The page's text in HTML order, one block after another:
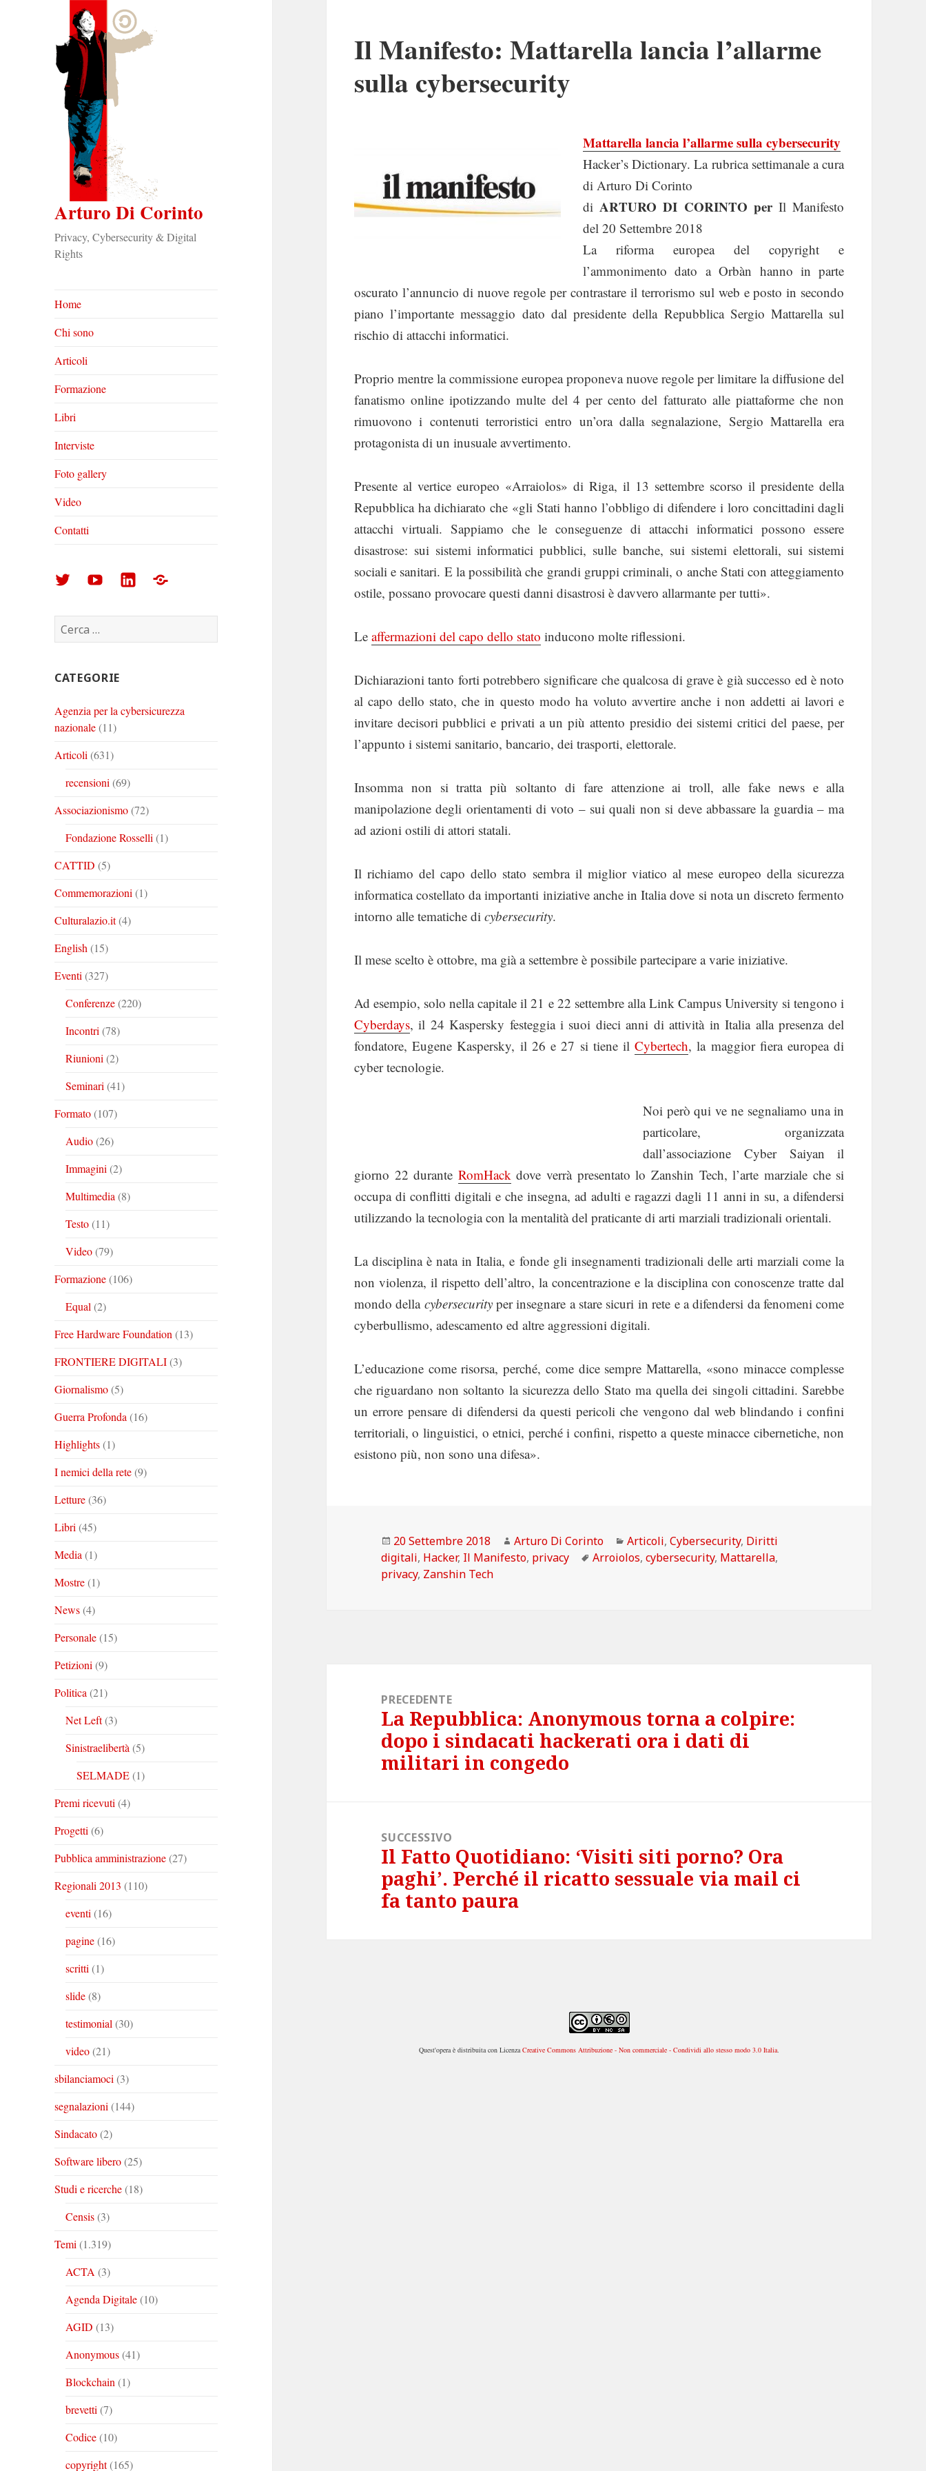
Arturo Di Corinto
Privacy, Cybersecurity & Digital
Rights
Home
Chi sono
Articoli
Formazione
Libri
Interviste
Foto gallery
Video
Contatti
Arturo
Corinto
su
Arturo
Corinto
su
Arturo
su
Foto
Ricerca
per:
CATEGORIE
Agenzia per la cybersicurezza
nazionale(11)
Articoli (631)
recensioni (69)
Associazionismo(72)
Fondazione Rosselli (1)
CATTID (5)
Commemorazioni (1)
Culturalazio.it(4)
English (15)
Eventi (327)
Conferenze(220)
Incontri (78)
Riunioni (2)
Seminari (41)
Formato(107)
Audio(26)
Immagini (2)
Multimedia (8)
Testo(11)
Video(79)
Formazione(106)
Equal (2)
Free Hardware Foundation (13)
FRONTIERE DIGITALI(3)
Giornalismo(5)
Guerra Profonda (16)
Highlights(1)
I nemici della rete(9)
Letture(36)
Libri (45)
Media (1)
Mostre(1)
News(4)
Personale(15)
Petizioni (9)
Politica (21)
Net Left(3)
Sinistraelibertà (5)
SELMADE(1)
Premi ricevuti (4)
Progetti (6)
Pubblica amministrazione(27)
Regionali 2013 (110)
eventi (16)
pagine(16)
scritti (1)
slide(8)
testimonial (30)
video(21)
sbilanciamoci (3)
segnalazioni (144)
Sindacato(2)
Software libero(25)
Studi e ricerche(18)
Censis(3)
Temi (1.319)
ACTA (3)
Agenda Digitale(10)
AGID (13)
Anonymous(41)
Blockchain (1)
brevetti (7)
Codice(10)
copyright(165)
Il Manifesto: Mattarella lancia l’allarme
sulla cybersecurity
Mattarella lancia l’allarme sulla cybersecurity
Hacker’s Dictionary. La rubrica settimanale a cura
di Arturo Di Corinto
diARTURO DI CORINTO perIl Manifesto
del 20 Settembre 2018
La riforma europea del copyright e
l’ammonimento dato a Orbàn hanno in parte
oscurato l’annuncio di nuove regole per contrastare il terrorismo sul web e posto in secondo
piano l’importante messaggio dato dal presidente della Repubblica Sergio Mattarella sul
rischio di attacchi informatici.
Proprio mentre la commissione europea proponeva nuove regole per limitare la diffusione del
fanatismo online ipotizzando multe del 4 per cento del fatturato alle piattaforme che non
rimuovono i contenuti terroristici entro un’ora dalla segnalazione, Sergio Mattarella era
protagonista di un inusuale avvertimento.
Presente al vertice europeo «Arraiolos» di Riga, il 13 settembre scorso il presidente della
Repubblica ha dichiarato che «gli Stati hanno l’obbligo di difendere i loro concittadini dagli
attacchi virtuali. Sappiamo che le conseguenze di attacchi informatici possono essere
disastrose: sui sistemi informatici pubblici, sulle banche, sui sistemi elettorali, sui sistemi
sociali e sanitari. E la possibilità che grandi gruppi criminali, o anche Stati con atteggiamento
ostile, possano provocare questi danni disastrosi è davvero allarmante per tutti».
Le affermazioni del capo dello stato inducono molte riflessioni.
Dichiarazioni tanto forti potrebbero significare che qualcosa di grave è già successo ed è noto
al capo dello stato, che in questo modo ha voluto avvertire anche i non addetti ai lavori e
invitare decisori pubblici e privati a un più attento presidio dei sistemi critici del paese, per
l’appunto i sistemi sanitario, bancario, dei trasporti, elettorale.
Insomma non si tratta più soltanto di fare attenzione ai troll, alle fake news e alla
manipolazione degli orientamenti di voto – sui quali non si deve abbassare la guardia – ma
ad azioni ostili di attori statali.
Il richiamo del capo dello stato sembra il miglior viatico al mese europeo della sicurezza
informatica costellato da importanti iniziative anche in Italia dove si nota un discreto fermento
intorno alle tematiche di cybersecurity.
Il mese scelto è ottobre, ma già a settembre è possibile partecipare a varie iniziative.
Ad esempio, solo nella capitale il 21 e 22 settembre alla Link Campus University si tengono i
Cyberdays, il 24 Kaspersky festeggia i suoi dieci anni di attività in Italia alla presenza del
fondatore, Eugene Kaspersky, il 26 e 27 si tiene ilCybertech, la maggior fiera europea di
cyber tecnologie.
Noi però qui ve ne segnaliamo una in
particolare, organizzata
dall’associazione Cyber Saiyan il
giorno 22 durante RomHackdove verrà presentato lo Zanshin Tech, l’arte marziale che si
occupa di conflitti digitali e che insegna, ad adulti e ragazzi dagli 11 anni in su, a difendersi
utilizzando la tecnologia con la mentalità del praticante di arti marziali tradizionali orientali.
La disciplina è nata in Italia, e fonde gli insegnamenti tradizionali delle arti marziali come la
non violenza, il rispetto dell’altro, la concentrazione e la disciplina con conoscenze tratte dal
mondo della cybersecurityper insegnare a stare sicuri in rete e a difendersi da fenomeni come
cyberbullismo, adescamento ed altre aggressioni digitali.
L’educazione come risorsa, perché, come dice sempre Mattarella, «sono minacce complesse
che riguardano non soltanto la sicurezza dello Stato ma quella dei singoli cittadini. Sarebbe
un errore pensare di difendersi da questi pericoli che vengono dal web blindando i confini
territoriali, o linguistici, o etnici, perché i confini, rispetto a queste minacce cibernetiche, non
esistono più, non sono una difesa».
Scritto
il
20 Settembre 2018 Autore
Arturo Di Corinto Categorie
Articoli,Cybersecurity, Diritti
digitali, Hacker, Il Manifesto, privacy Tag
Arroiolos,cybersecurity, Mattarella,
privacy, Zanshin Tech
PRECEDENTE
Articolo
precedente:
La Repubblica: Anonymous torna a colpire:
dopo i sindacati hackerati ora i dati di
militari in congedo
SUCCESSIVO
Articolo
successivo:
Il Fatto Quotidiano: ‘Visiti siti porno? Ora
paghi’. Perché il ricatto sessuale via mail ci
fa tanto paura
Quest'opera è distribuita con LicenzaCreative Commons Attribuzione - Non commerciale - Condividi allo stesso modo 3.0 Italia.